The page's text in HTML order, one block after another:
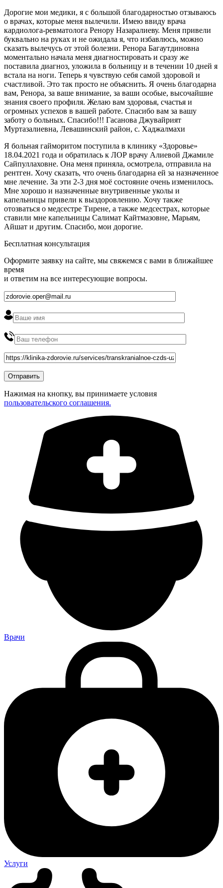
Дорогие мои медики, я с большой благодарностью отзываюсь
о врачах, которые меня вылечили. Имею ввиду врача
кардиолога-ревматолога Ренору Назаралиеву. Меня привели
буквально на руках и не ожидала я, что избавлюсь, можно
сказать вылечусь от этой болезни. Ренора Багаутдиновна
моментально начала меня диагностировать и сразу же
поставила диагноз, уложила в больницу и в течении 10 дней я
встала на ноги. Теперь я чувствую себя самой здоровой и
счастливой. Это так просто не объяснить. Я очень благодарна
вам, Ренора, за ваше внимание, за ваши особые, высочайшие
знания своего профиля. Желаю вам здоровья, счастья и
огромных успехов в вашей работе. Спасибо вам за вашу
заботу о больных. Спасибо!!! Гасанова Джувайрият
Муртазалиевна, Левашинский район, с. Хаджалмахи
Я больная гайморитом поступила в клинику «Здоровье»
18.04.2021 года и обратилась к ЛОР врачу Алиевой Джамиле
Сайпуллаховне. Она меня приняла, осмотрела, отправила на
рентген. Хочу сказать, что очень благодарна ей за назначенное
мне лечение. За эти 2-3 дня моё состояние очень изменилось.
Мне хорошо и назначенные внутривенные уколы и
капельницы привели к выздоровлению. Хочу также
отозваться о медсестре Тирене, а также медсестрах, которые
ставили мне капельницы Салимат Кайтмазовне, Марьям,
Айшат и другим. Спасибо, мои дорогие.
Бесплатная консультация
Оформите заявку на сайте, мы свяжемся с вами в ближайшее
время
и ответим на все интересующие вопросы.
Нажимая на кнопку, вы принимаете условия
пользовательского соглашения.
Врачи
Услуги